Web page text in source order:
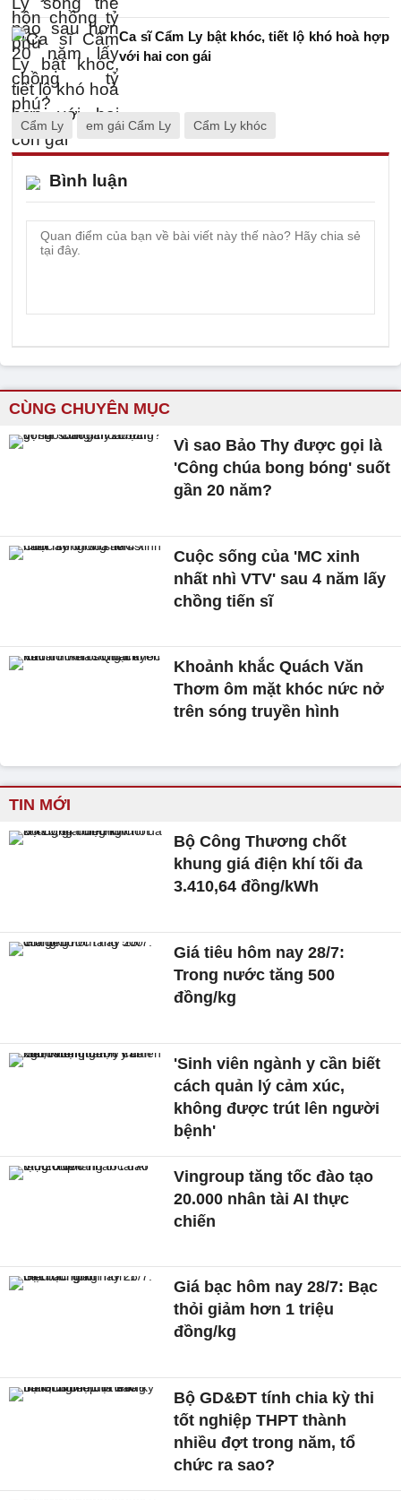
Ca sĩ Cẩm Ly bật khóc, tiết lộ khó hoà hợp
với hai con gái
Cẩm Ly em gái Cẩm Ly Cẩm Ly khóc
Bình luận
CÙNG CHUYÊN MỤC
Vì sao Bảo Thy được gọi là
'Công chúa bong bóng' suốt
gần 20 năm?
Cuộc sống của 'MC xinh
nhất nhì VTV' sau 4 năm lấy
chồng tiến sĩ
Khoảnh khắc Quách Văn
Thơm ôm mặt khóc nức nở
trên sóng truyền hình
TIN MỚI
Bộ Công Thương chốt
khung giá điện khí tối đa
3.410,64 đồng/kWh
Giá tiêu hôm nay 28/7:
Trong nước tăng 500
đồng/kg
'Sinh viên ngành y cần biết
cách quản lý cảm xúc,
không được trút lên người
bệnh'
Vingroup tăng tốc đào tạo
20.000 nhân tài AI thực
chiến
Giá bạc hôm nay 28/7: Bạc
thỏi giảm hơn 1 triệu
đồng/kg
Bộ GD&ĐT tính chia kỳ thi
tốt nghiệp THPT thành
nhiều đợt trong năm, tổ
chức ra sao?